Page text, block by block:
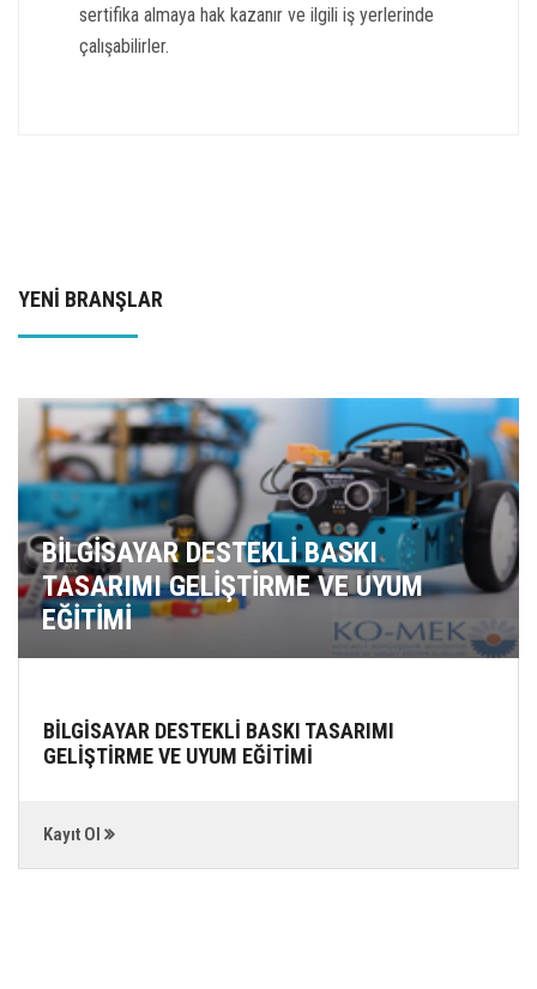
sertifika almaya hak kazanır ve ilgili iş yerlerinde
çalışabilirler.
YENİ BRANŞLAR
BİLGİSAYAR DESTEKLİ BASKI
TASARIMI GELİŞTİRME VE UYUM
EĞİTİMİ
BİLGİSAYAR DESTEKLİ BASKI TASARIMI
GELİŞTİRME VE UYUM EĞİTİMİ
Kayıt Ol